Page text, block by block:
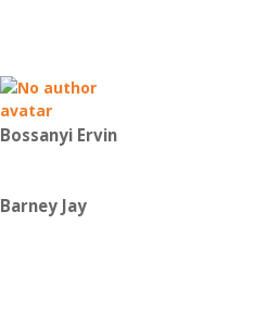
Bossanyi Ervin
Barney Jay